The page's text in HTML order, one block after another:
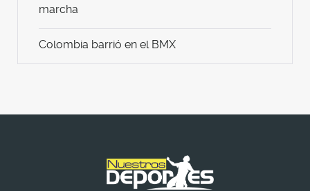
marcha
Colombia barrió en el BMX